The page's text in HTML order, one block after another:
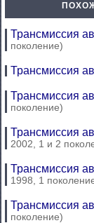
Трансмиссия
поколение)
Трансмиссия
Трансмиссия
поколение)
Трансмиссия
2002, 1 и 2
Трансмиссия
1998, 1
Трансмиссия
поколение)